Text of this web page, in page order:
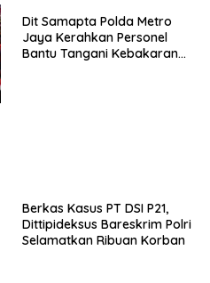
Dit Samapta Polda Metro
Jaya Kerahkan Personel
Bantu Tangani Kebakaran
Berkas Kasus PT DSI P21,
Dittipideksus Bareskrim Polri
Selamatkan Ribuan Korban